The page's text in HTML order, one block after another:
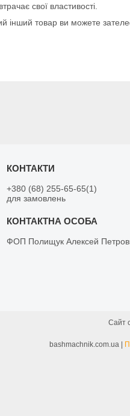
свої властивості.
інший товар ви можете
+380 (68) 255-65-65 1
для замовлень
ФОП Полищук Алексей
Сайт
bashmachnik.com.ua |